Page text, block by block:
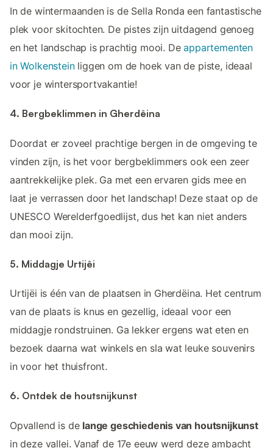
In de wintermaanden is de Sella Ronda een fantastische
plek voor skitochten. De pistes zijn uitdagend genoeg
en het landschap is prachtig mooi. Deappartementen
in Wolkensteinliggen om de hoek van de piste, ideaal
voor je wintersportvakantie!
4. Bergbeklimmen in Gherdëina
Doordat er zoveel prachtige bergen in de omgeving te
vinden zijn, is het voor bergbeklimmers ook een zeer
aantrekkelijke plek. Ga met een ervaren gids mee en
laat je verrassen door het landschap! Deze staat op de
UNESCO Werelderfgoedlijst, dus het kan niet anders
dan mooi zijn.
5. Middagje Urtijëi
Urtijëi is één van de plaatsen in Gherdëina. Het centrum
van de plaats is knus en gezellig, ideaal voor een
middagje rondstruinen. Ga lekker ergens wat eten en
bezoek daarna wat winkels en sla wat leuke souvenirs
in voor het thuisfront.
6. Ontdek de houtsnijkunst
Opvallend is de lange geschiedenis van houtsnijkunst
in deze vallei. Vanaf de 17e eeuw werd deze ambacht